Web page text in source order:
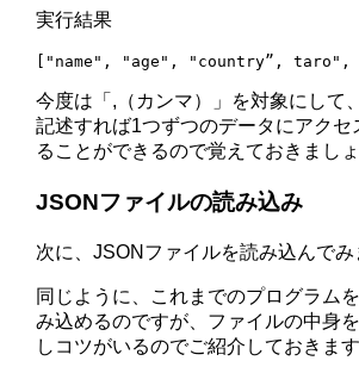
実行結果
["name", "age", "country”,
今度は「,（カンマ）」を対象にして
記述すれば1つずつのデータにアクセ
ることができるので覚えておきましょ
JSONファイルの読み込み
次に、JSONファイルを読み込んでみ
同じように、これまでのプログラム
み込めるのですが、ファイルの中身
しコツがいるのでご紹介しておきます